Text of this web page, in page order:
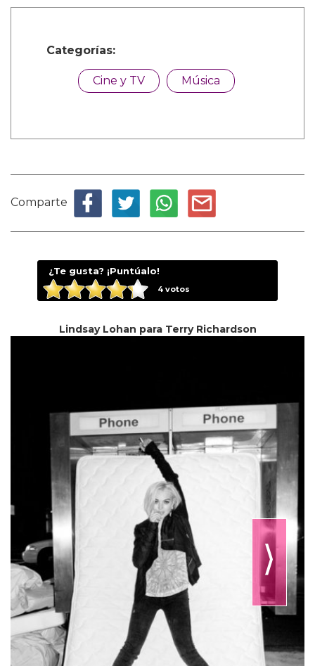
Categorías:
Cine y TV Música
Comparte
¿Te gusta? ¡Puntúalo!
4votos
Lindsay Lohan para Terry Richardson
⟩